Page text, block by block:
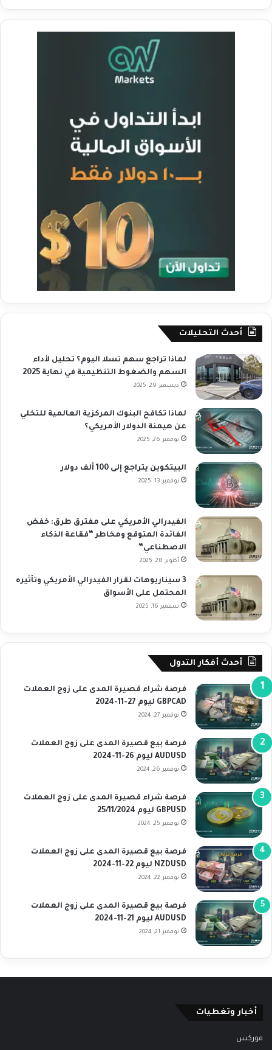
أحدث التحليلات
لماذا تراجع سهم تسلا اليوم؟ تحليل لأداء
السهم والضغوط التنظيمية في نهاية 2025
ديسمبر 29, 2025
لماذا تكافح البنوك المركزية العالمية للتخلي
عن هيمنة الدولار الأمريكي؟
نوفمبر 26, 2025
البيتكوين يتراجع إلى 100 ألف دولار
نوفمبر 13, 2025
الفيدرالي الأمريكي على مفترق طرق: خفض
الفائدة المتوقع ومخاطر “فقاعة الذكاء
الاصطناعي”
أكتوبر 28, 2025
3 سيناريوهات لقرار الفيدرالي الأمريكي وتأثيره
المحتمل على الأسواق
سبتمبر 16, 2025
أحدث أفكار التدول
فرصة شراء قصيرة المدى على زوج العملات
GBPCAD ليوم 27-11-2024
نوفمبر 27, 2024
فرصة بيع قصيرة المدى على زوج العملات
AUDUSD ليوم 26-11-2024
نوفمبر 26, 2024
فرصة شراء قصيرة المدى على زوج العملات
GBPUSD ليوم 25/11/2024
نوفمبر 25, 2024
فرصة بيع قصيرة المدى على زوج العملات
NZDUSD ليوم 22-11-2024
نوفمبر 22, 2024
فرصة بيع قصيرة المدى على زوج العملات
AUDUSD ليوم 21-11-2024
نوفمبر 21, 2024
أخبار وتغطيات
فوركس